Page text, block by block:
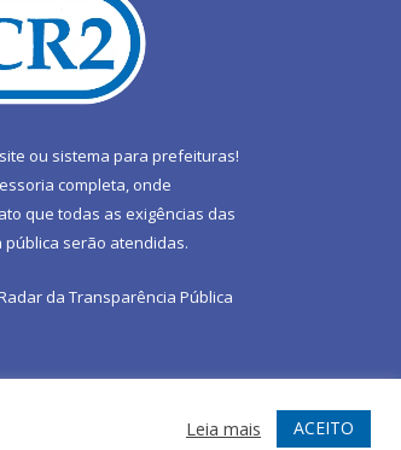
ou sistema para prefeituras!
completa, onde
que todas as exigências das
pública serão atendidas.
da Transparência Pública
Acessar Webmail
Leia mais ACEITO